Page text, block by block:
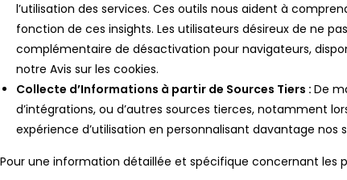
l’utilisation des services. Ces outils nous aident à
fonction de ces insights. Les utilisateurs désireux de ne
complémentaire de désactivation pour navigateurs,
notre Avis sur les cookies.
Collecte d’Informations à partir de Sources Tiers : De
d’intégrations, ou d’autres sources tierces, notamment
expérience d’utilisation en personnalisant davantage
Pour une information détaillée et spécifique concernant les